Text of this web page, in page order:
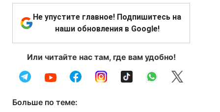
Не упустите главное! Подпишитесь на
наши обновления в Google!
Или читайте нас там, где вам удобно!
Больше по теме: